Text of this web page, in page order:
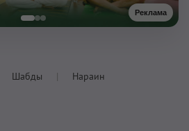
Реклама
Шабды Нараин